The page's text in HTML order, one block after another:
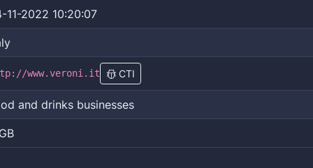
11-2022 10:20:07
www.veroni.it CTI
and drinks businesses